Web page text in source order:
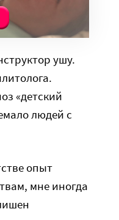
ушу.
«детский
людей с
опыт
мне иногда